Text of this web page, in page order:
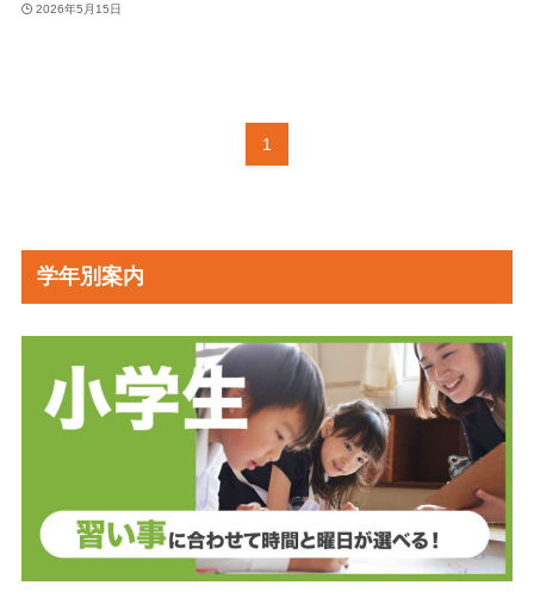
2026年5月15日
1
学年別案内